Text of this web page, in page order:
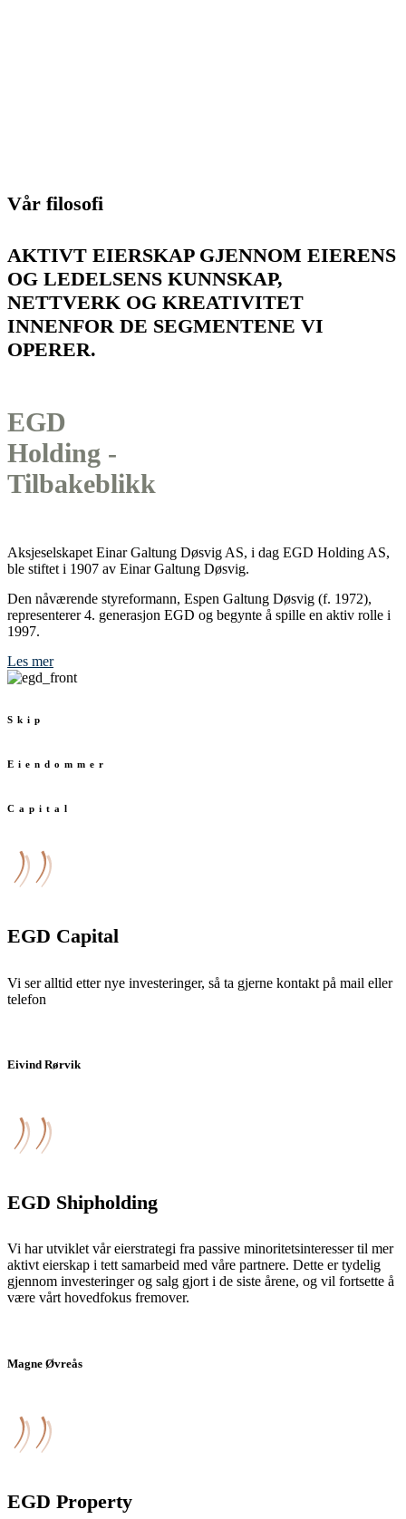
Vår filosofi
AKTIVT EIERSKAP GJENNOM EIERENS
OG LEDELSENS KUNNSKAP,
NETTVERK OG KREATIVITET
INNENFOR DE SEGMENTENE VI
OPERER.
EGD
Holding -
Tilbakeblikk
Aksjeselskapet Einar Galtung Døsvig AS, i dag EGD Holding AS,
ble stiftet i 1907 av Einar Galtung Døsvig.
Den nåværende styreformann, Espen Galtung Døsvig (f. 1972),
representerer 4. generasjon EGD og begynte å spille en aktiv rolle i
1997.
Les mer
Skip
Eiendommer
Capital
EGD Capital
Vi ser alltid etter nye investeringer, så ta gjerne kontakt på mail eller
telefon
Eivind Rørvik
EGD Shipholding
Vi har utviklet vår eierstrategi fra passive minoritetsinteresser til mer
aktivt eierskap i tett samarbeid med våre partnere. Dette er tydelig
gjennom investeringer og salg gjort i de siste årene, og vil fortsette å
være vårt hovedfokus fremover.
Magne Øvreås
EGD Property